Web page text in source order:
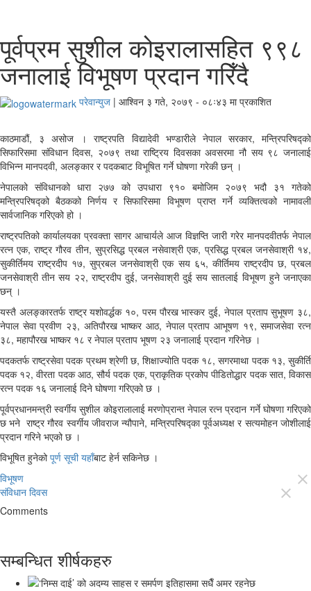
पूर्वप्रम सुशील कोइरालासहित ९९८
जनालाई विभूषण प्रदान गरिँदै
परेवान्युज | आश्विन ३ गते, २०७९ - ०८ः४३ मा प्रकाशित
काठमाडौं, ३ असोज । राष्ट्रपति विद्यादेवी भण्डारीले नेपाल सरकार, मन्त्रिपरिषद्को
सिफारिसमा संविधान दिवस, २०७९ तथा राष्ट्रिय दिवसका अवसरमा नौ सय ९८ जनालाई
विभिन्न मानपदवी, अलङ्कार र पदकबाट विभूषित गर्ने घोषणा गरेकी छन् ।
नेपालको संविधानको धारा २७७ को उपधारा ९१० बमोजिम २०७९ भदौ ३१ गतेको
मन्त्रिपरिषद्को बैठकको निर्णय र सिफारिसमा विभूषण प्राप्त गर्ने व्यक्तित्वको नामावली
सार्वजानिक गरिएको हो ।
राष्ट्रपतिको कार्यालयका प्रवक्ता सागर आचार्यले आज विज्ञप्ति जारी गरेर मानपदवीतर्फ नेपाल
रत्न एक, राष्ट्र गौरव तीन, सुप्रसिद्ध प्रबल नसेवाश्री एक, प्रसिद्ध प्रबल जनसेवाश्री १४,
सुकीर्तिमय राष्ट्रदीप १७, सुप्रबल जनसेवाश्री एक सय ६५, कीर्तिमय राष्ट्रदीप छ, प्रबल
जनसेवाश्री तीन सय २२, राष्ट्रदीप दुई, जनसेवाश्री दुई सय सातलाई विभूषण हुने जनाएका
छन् ।
यस्तै अलङ्कारतर्फ राष्ट्र यशोवर्द्धक १०, परम पौरख भास्कर दुई, नेपाल प्रताप सुभूषण ३८,
नेपाल सेवा प्रवीण २३, अतिपौरख भाष्कर आठ, नेपाल प्रताप आभूषण १९, समाजसेवा रत्न
३८, महापौरख भाष्कर १८ र नेपाल प्रताप भूषण २३ जनालाई प्रदान गरिनेछ ।
पदकतर्फ राष्ट्रसेवा पदक प्रथम श्रेणी छ, शिक्षाज्योति पदक १८, सगरमाथा पदक १३, सुकीर्ति
पदक १२, वीरता पदक आठ, सौर्य पदक एक, प्राकृतिक प्रकोप पीडितोद्धार पदक सात, विकास
रत्न पदक १६ जनालाई दिने घोषणा गरिएको छ ।
पूर्वप्रधानमन्त्री स्वर्गीय सुशील कोइरालालाई मरणोप्रान्त नेपाल रत्न प्रदान गर्ने घोषणा गरिएको
छ भने राष्ट्र गौरव स्वर्गीय जीवराज न्यौपाने, मन्त्रिपरिषद्का पूर्वअध्यक्ष र सत्यमोहन जोशीलाई
प्रदान गरिने भएको छ ।
विभूषित हुनेकोपूर्ण सूची यहाँबाट हेर्न सकिनेछ ।
विभूषण
close
संविधान दिवस close
Comments
सम्बन्धित शीर्षकहरु